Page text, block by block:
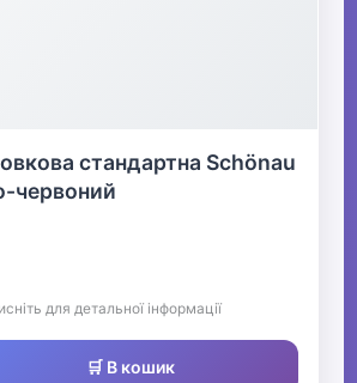
стандартна Schönau
червоний
для детальної інформації
🛒 В кошик